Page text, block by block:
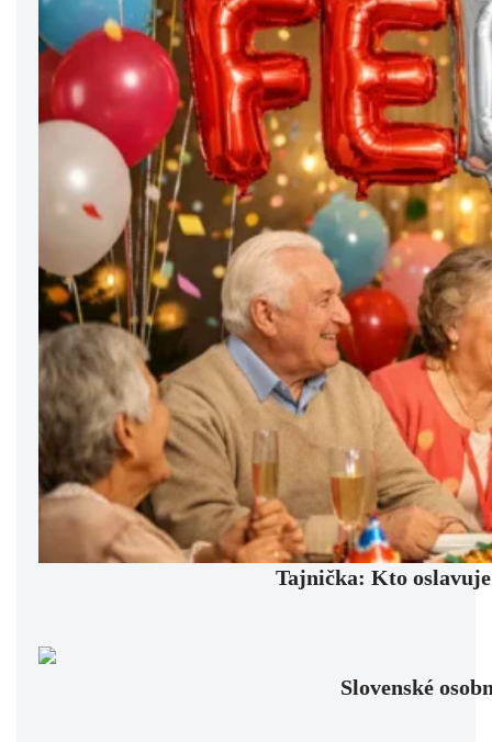
Tajnička: Kto
Slovenské